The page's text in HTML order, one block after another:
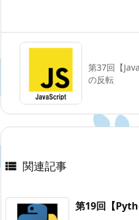
第37回【
の反転
 関連記事
第19回【